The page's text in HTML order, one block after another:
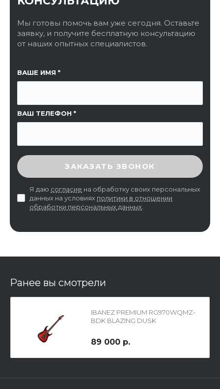
Мы готовы помочь вам уже сегодня. Оставьте
заявку, и получите бесплатную консультацию
от наших опытных специалистов.
ВАШЕ ИМЯ
ВАШ ТЕЛЕФОН
ССЫЛКА НА СТРАНИЦУ
ВВЕДИТЕ ПРОВЕРОЧНЫЙ КОД
ЗАКАЗАТЬ ЗВОНОК
Я даю согласие на обработку своих персональных
данных на условиях политики в отношении
обработки персональных данных
Ранее вы смотрели
IBANEZ PREMIUM RG970WQMZ-
BDK BLAZING DUSK
89 000 р.